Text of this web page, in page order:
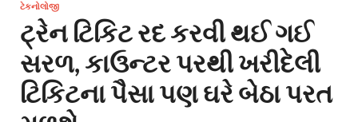
ટેકનોલોજી
ટ્રેન ટિકિટ રદ કરવી થઈ ગઈ
સરળ, કાઉન્ટર પરથી ખરીદેલી
ટિકિટના પૈસા પણ ઘરે બેઠા પરત